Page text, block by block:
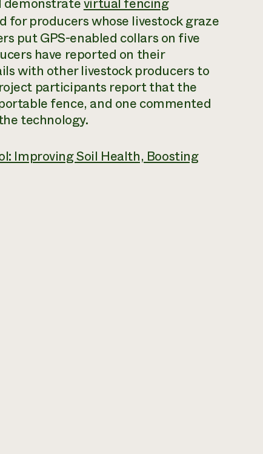
demonstratevirtual fencing
for producers whose livestock graze
put GPS-enabled collars on five
have reported on their
with other livestock producers to
participants report that the
fence, and one commented
technology.
Improving Soil Health, Boosting